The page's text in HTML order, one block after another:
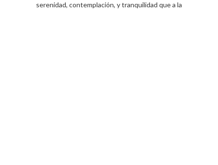
serenidad, contemplación, y tranquilidad que a la